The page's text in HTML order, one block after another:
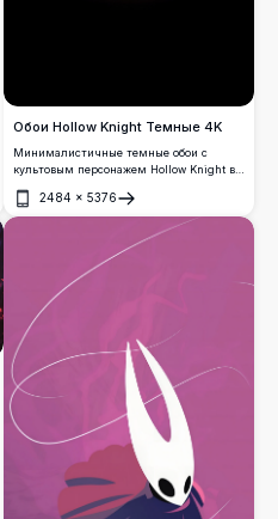
Обои Hollow Knight Темные 4K
Минималистичные темные обои с
культовым персонажем Hollow Knight в
стоит освещенной на черном фоне,
демонстрируя характерный
художественный стиль игры со
светящимися белыми глазами и
драматичным рогатым силуэтом.
2484 × 5376
Открыть